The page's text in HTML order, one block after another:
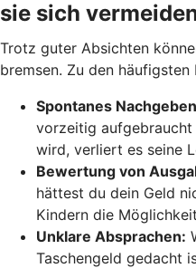
sie sich
Trotz guter Absichten
bremsen. Zu den häufigsten
Spontanes
vorzeitig
wird, verliert es seine
Bewertung von
hättest du dein Geld
Kindern die
Unklare Absprachen:
Taschengeld gedacht